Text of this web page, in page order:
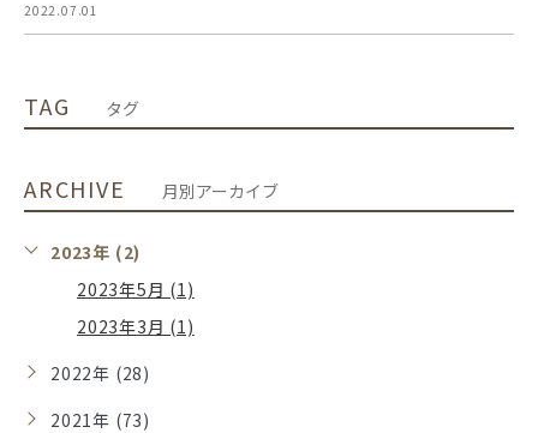
2022.07.01
TAG タグ
ARCHIVE 月別アーカイブ
2023年 (2)
2023年5月 (1)
2023年3月 (1)
2022年 (28)
2021年 (73)